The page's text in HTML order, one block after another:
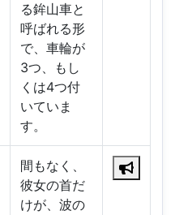
る鉾山車と
呼ばれる形
で、車輪が
3つ、もし
くは4つ付
いていま
す。
間もなく、
彼女の首だ
けが、波の